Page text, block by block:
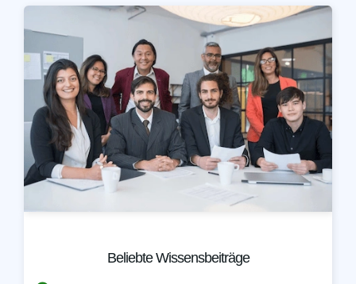
Beliebte Wissensbeiträge